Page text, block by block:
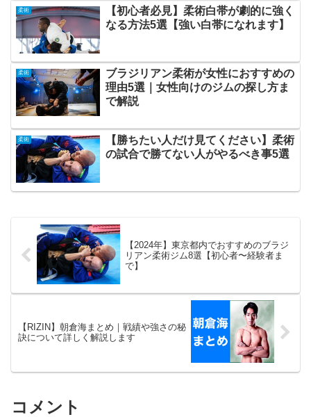
柔術
【初心者必見】柔術白帯が劇的に強く
なる方法5選【強い白帯になれます】
柔術
ブラジリアン柔術が女性におすすめの
理由5選｜女性向けのジムの探し方ま
で解説
柔術
【勝ちたい人だけ見てください】柔術
の試合で勝てない人がやるべき事5選
【2024年】東京都内でおすすめのブラジ
リアン柔術ジム8選【初心者〜経験者ま
で】
【RIZIN】朝倉海まとめ｜戦績や強さの秘
訣について詳しく解説します
コメント